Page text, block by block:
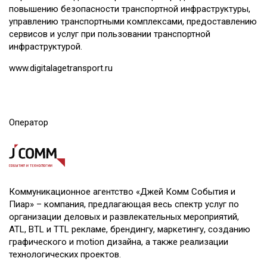
повышению безопасности транспортной инфраструктуры,
управлению транспортными комплексами, предоставлению
сервисов и услуг при пользовании транспортной
инфраструктурой.
www.digitalagetransport.ru
Оператор
Коммуникационное агентство «Джей Комм События и
Пиар» – компания, предлагающая весь спектр услуг по
организации деловых и развлекательных мероприятий,
ATL, BTL и TTL рекламе, брендингу, маркетингу, созданию
графического и motion дизайна, а также реализации
технологических проектов.